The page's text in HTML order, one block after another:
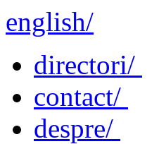
english/
directori/
contact/
despre/